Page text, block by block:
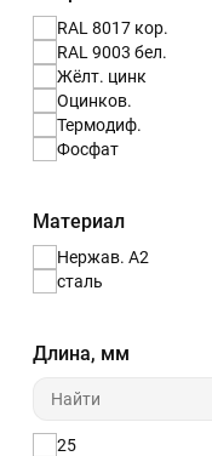
RAL 8017 кор.
RAL 9003 бел.
Жёлт. цинк
Оцинков.
Термодиф.
Фосфат
Материал
Нержав. А2
сталь
Длина, мм
25